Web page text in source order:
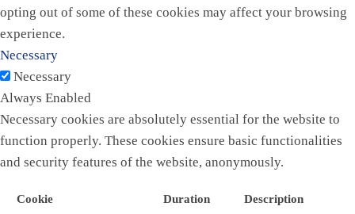
opting out of some of these cookies may affect your browsing
experience.
Necessary
Necessary
Always Enabled
Necessary cookies are absolutely essential for the website to
function properly. These cookies ensure basic functionalities
and security features of the website, anonymously.
Cookie Duration Description